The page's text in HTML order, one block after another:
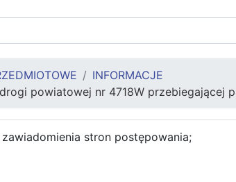
INFORMACJE
powiatowej nr 4718W przebiegającej
stron postępowania;